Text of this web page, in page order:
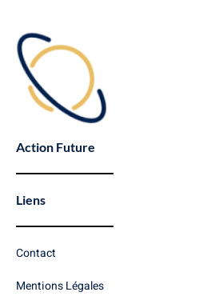
Action Future
Liens
Contact
Mentions Légales